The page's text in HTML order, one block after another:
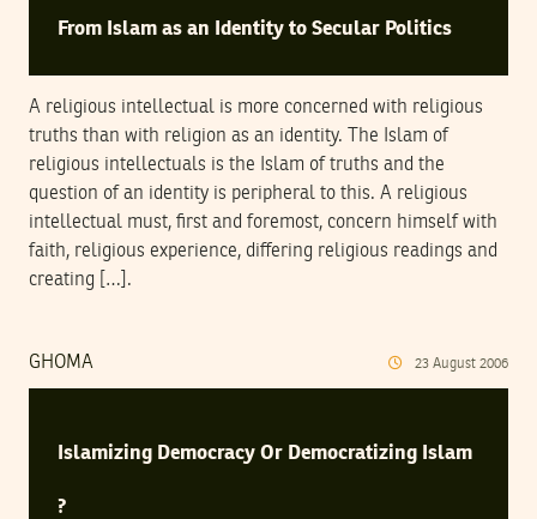
From Islam as an Identity to Secular Politics
A religious intellectual is more concerned with religious
truths than with religion as an identity. The Islam of
religious intellectuals is the Islam of truths and the
question of an identity is peripheral to this. A religious
intellectual must, first and foremost, concern himself with
faith, religious experience, differing religious readings and
creating […].
GHOMA 23 August 2006
Islamizing Democracy Or Democratizing Islam
?